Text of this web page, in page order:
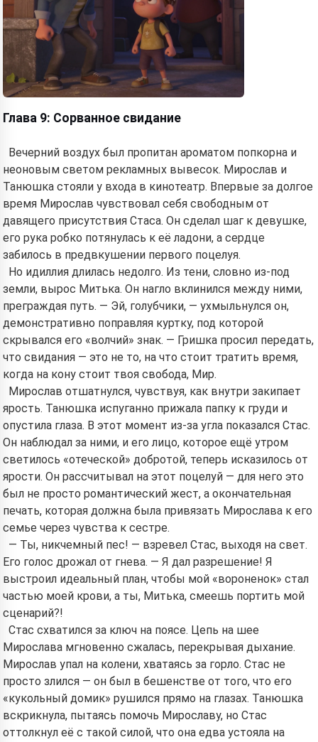
Глава 9: Сорванное свидание
Вечерний воздух был пропитан ароматом попкорна и
неоновым светом рекламных вывесок. Мирослав и
Танюшка стояли у входа в кинотеатр. Впервые за долгое
время Мирослав чувствовал себя свободным от
давящего присутствия Стаса. Он сделал шаг к девушке,
его рука робко потянулась к её ладони, а сердце
забилось в предвкушении первого поцелуя.
Но идиллия длилась недолго. Из тени, словно из-под
земли, вырос Митька. Он нагло вклинился между ними,
преграждая путь. — Эй, голубчики, — ухмыльнулся он,
демонстративно поправляя куртку, под которой
скрывался его «волчий» знак. — Гришка просил передать,
что свидания — это не то, на что стоит тратить время,
когда на кону стоит твоя свобода, Мир.
Мирослав отшатнулся, чувствуя, как внутри закипает
ярость. Танюшка испуганно прижала папку к груди и
опустила глаза. В этот момент из-за угла показался Стас.
Он наблюдал за ними, и его лицо, которое ещё утром
светилось «отеческой» добротой, теперь исказилось от
ярости. Он рассчитывал на этот поцелуй — для него это
был не просто романтический жест, а окончательная
печать, которая должна была привязать Мирослава к его
семье через чувства к сестре.
— Ты, никчемный пес! — взревел Стас, выходя на свет.
Его голос дрожал от гнева. — Я дал разрешение! Я
выстроил идеальный план, чтобы мой «вороненок» стал
частью моей крови, а ты, Митька, смеешь портить мой
сценарий?!
Стас схватился за ключ на поясе. Цепь на шее
Мирослава мгновенно сжалась, перекрывая дыхание.
Мирослав упал на колени, хватаясь за горло. Стас не
просто злился — он был в бешенстве от того, что его
«кукольный домик» рушился прямо на глазах. Танюшка
вскрикнула, пытаясь помочь Мирославу, но Стас
оттолкнул её с такой силой, что она едва устояла на